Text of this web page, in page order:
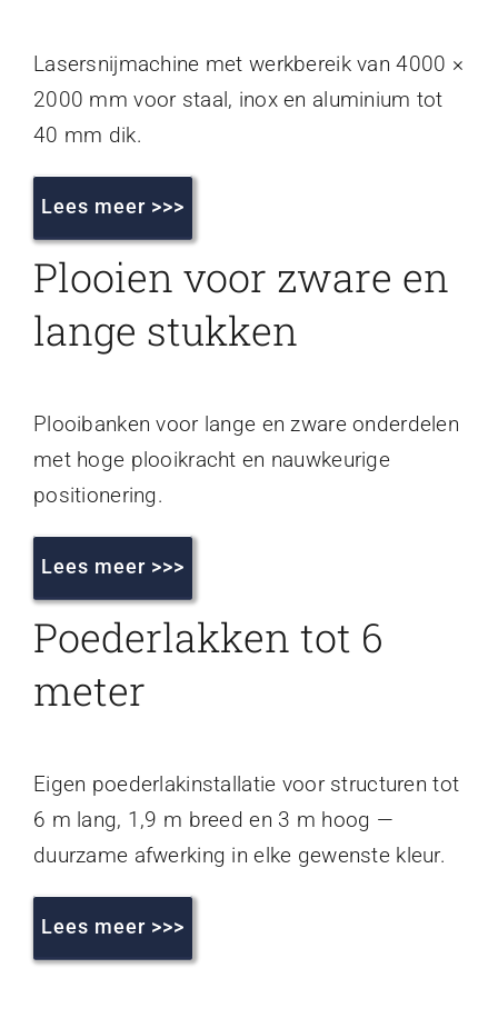
Lasersnijmachine met werkbereik van 4000 ×
2000 mm voor staal, inox en aluminium tot
40 mm dik.
Lees meer >>>
Plooien voor zware en
lange stukken
Plooibanken voor lange en zware onderdelen
met hoge plooikracht en nauwkeurige
positionering.
Lees meer >>>
Poederlakken tot 6
meter
Eigen poederlakinstallatie voor structuren tot
6 m lang, 1,9 m breed en 3 m hoog —
duurzame afwerking in elke gewenste kleur.
Lees meer >>>